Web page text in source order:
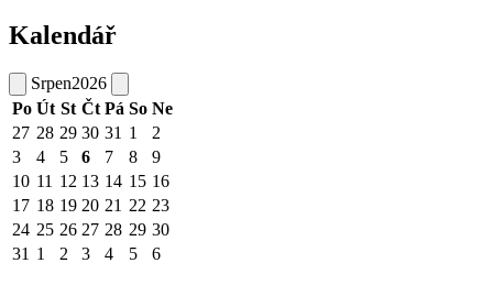
Kalendář
Srpen2026
Po Út St Čt Pá So Ne
27 28 29 30 31 1
2
3
4 5 6 7 8
9
10 11 12 13 14 15 16
17 18 19 20 21 22 23
24 25 26 27 28 29 30
31 1 2 3 4 5 6